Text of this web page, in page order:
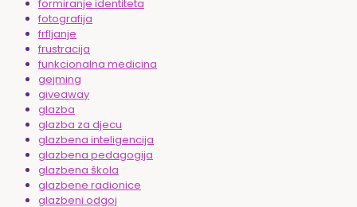
formiranje identiteta
fotografija
frfljanje
frustracija
funkcionalna medicina
gejming
giveaway
glazba
glazba za djecu
glazbena inteligencija
glazbena pedagogija
glazbena škola
glazbene radionice
glazbeni odgoj